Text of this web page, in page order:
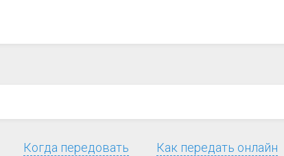
Когда передовать Как передать онлайн